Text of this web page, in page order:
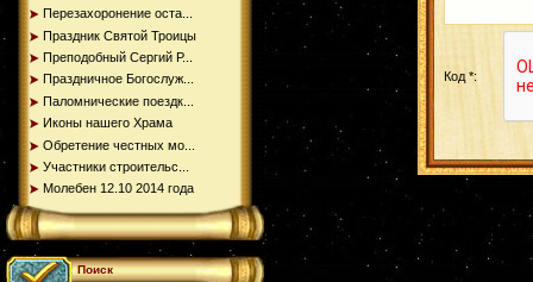
Перезахоронение оста...
Праздник Святой Троицы
Преподобный Сергий Р...
Праздничное Богослуж...
Паломнические поездк...
Иконы нашего Храма
Обретение честных мо...
Участники строительс...
Молебен 12.10 2014 года
Поиск
Код *: